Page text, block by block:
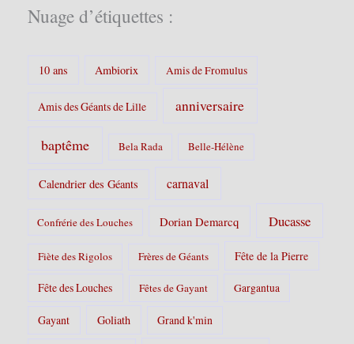
Nuage d’étiquettes :
10 ans Ambiorix Amis de Fromulus
Amis des Géants de Lille anniversaire
baptême Bela Rada Belle-Hélène
Calendrier des Géants carnaval
Confrérie des Louches Dorian Demarcq Ducasse
Fiète des Rigolos Frères de Géants Fête de la Pierre
Fête des Louches Fêtes de Gayant Gargantua
Gayant Goliath Grand k'min